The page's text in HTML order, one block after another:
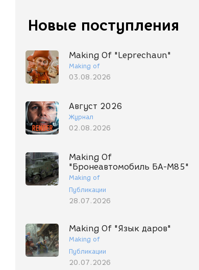
Новые поступления
Making Of "Leprechaun"
Making of
03.08.2026
Август 2026
Журнал
02.08.2026
Making Of
"Бронеавтомобиль БА-М85"
Making of
Публикации
28.07.2026
Making Of "Язык даров"
Making of
Публикации
20.07.2026